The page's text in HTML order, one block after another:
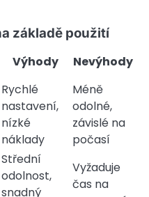
základě použití
Výhody Nevýhody
Rychlé
nastavení,
nízké
náklady
Méně
odolné,
závislé na
počasí
Střední
odolnost,
snadný
Vyžaduje
čas na